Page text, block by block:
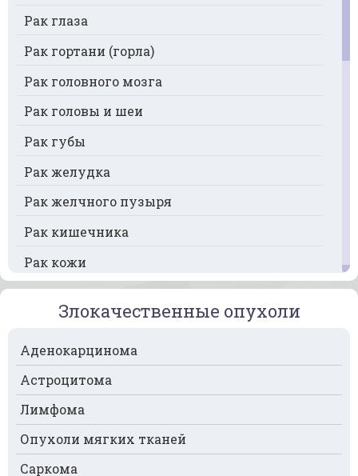
Рак глаза
Рак гортани (горла)
Рак головного мозга
Рак головы и шеи
Рак губы
Рак желудка
Рак желчного пузыря
Рак кишечника
Рак кожи
Рак кости
Рак крови
Рак легких
Рак лимфоузлов
Рак молочной железы
Рак мочевого пузыря
Рак носа
Злокачественные опухоли
Аденокарцинома
Астроцитома
Лимфома
Опухоли мягких тканей
Саркома